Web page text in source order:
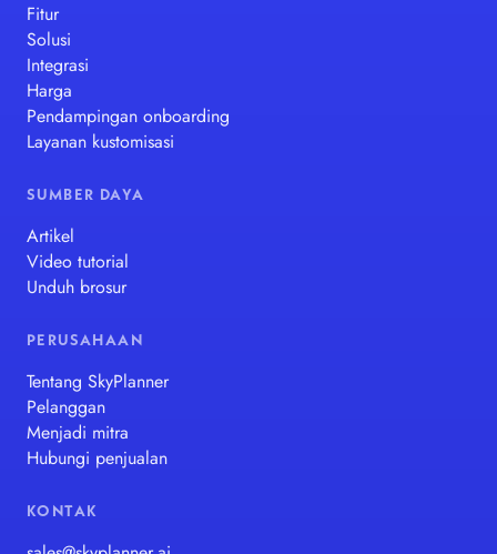
Fitur
Solusi
Integrasi
Harga
Pendampingan onboarding
Layanan kustomisasi
SUMBER DAYA
Artikel
Video tutorial
Unduh brosur
PERUSAHAAN
Tentang SkyPlanner
Pelanggan
Menjadi mitra
Hubungi penjualan
KONTAK